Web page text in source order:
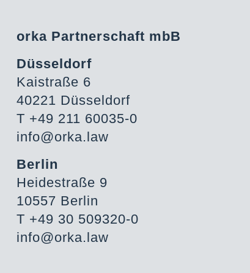
orka Partnerschaft mbB
Düsseldorf
Kaistraße 6
40221 Düsseldorf
T +49 211 60035-0
info@orka.law
Berlin
Heidestraße 9
10557 Berlin
T +49 30 509320-0
info@orka.law